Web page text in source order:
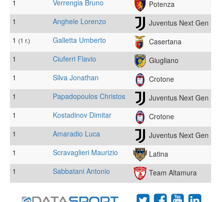
1
Verrengia Bruno
Potenza
1
Anghele Lorenzo
Juventus Next Gen
1 (1 r.) Galletta Umberto
Casertana
1
Ciuferri Flavio
Giugliano
1
Silva Jonathan
Crotone
1
Papadopoulos Christos
Juventus Next Gen
1
Kostadinov Dimitar
Crotone
1
Amaradio Luca
Juventus Next Gen
1
Scravaglieri Maurizio
Latina
1
Sabbatani Antonio Team Altamura